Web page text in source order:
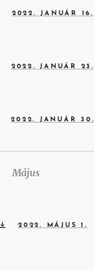
2022. JANUÁR 16.
2022. JANUÁR 23.
2022. JANUÁR 30.
Május
2022. MÁJUS 1.